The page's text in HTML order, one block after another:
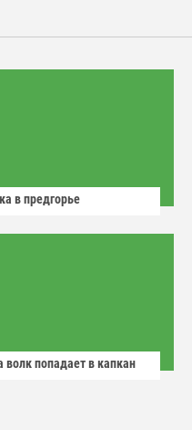
в предгорье
волк попадает в капкан